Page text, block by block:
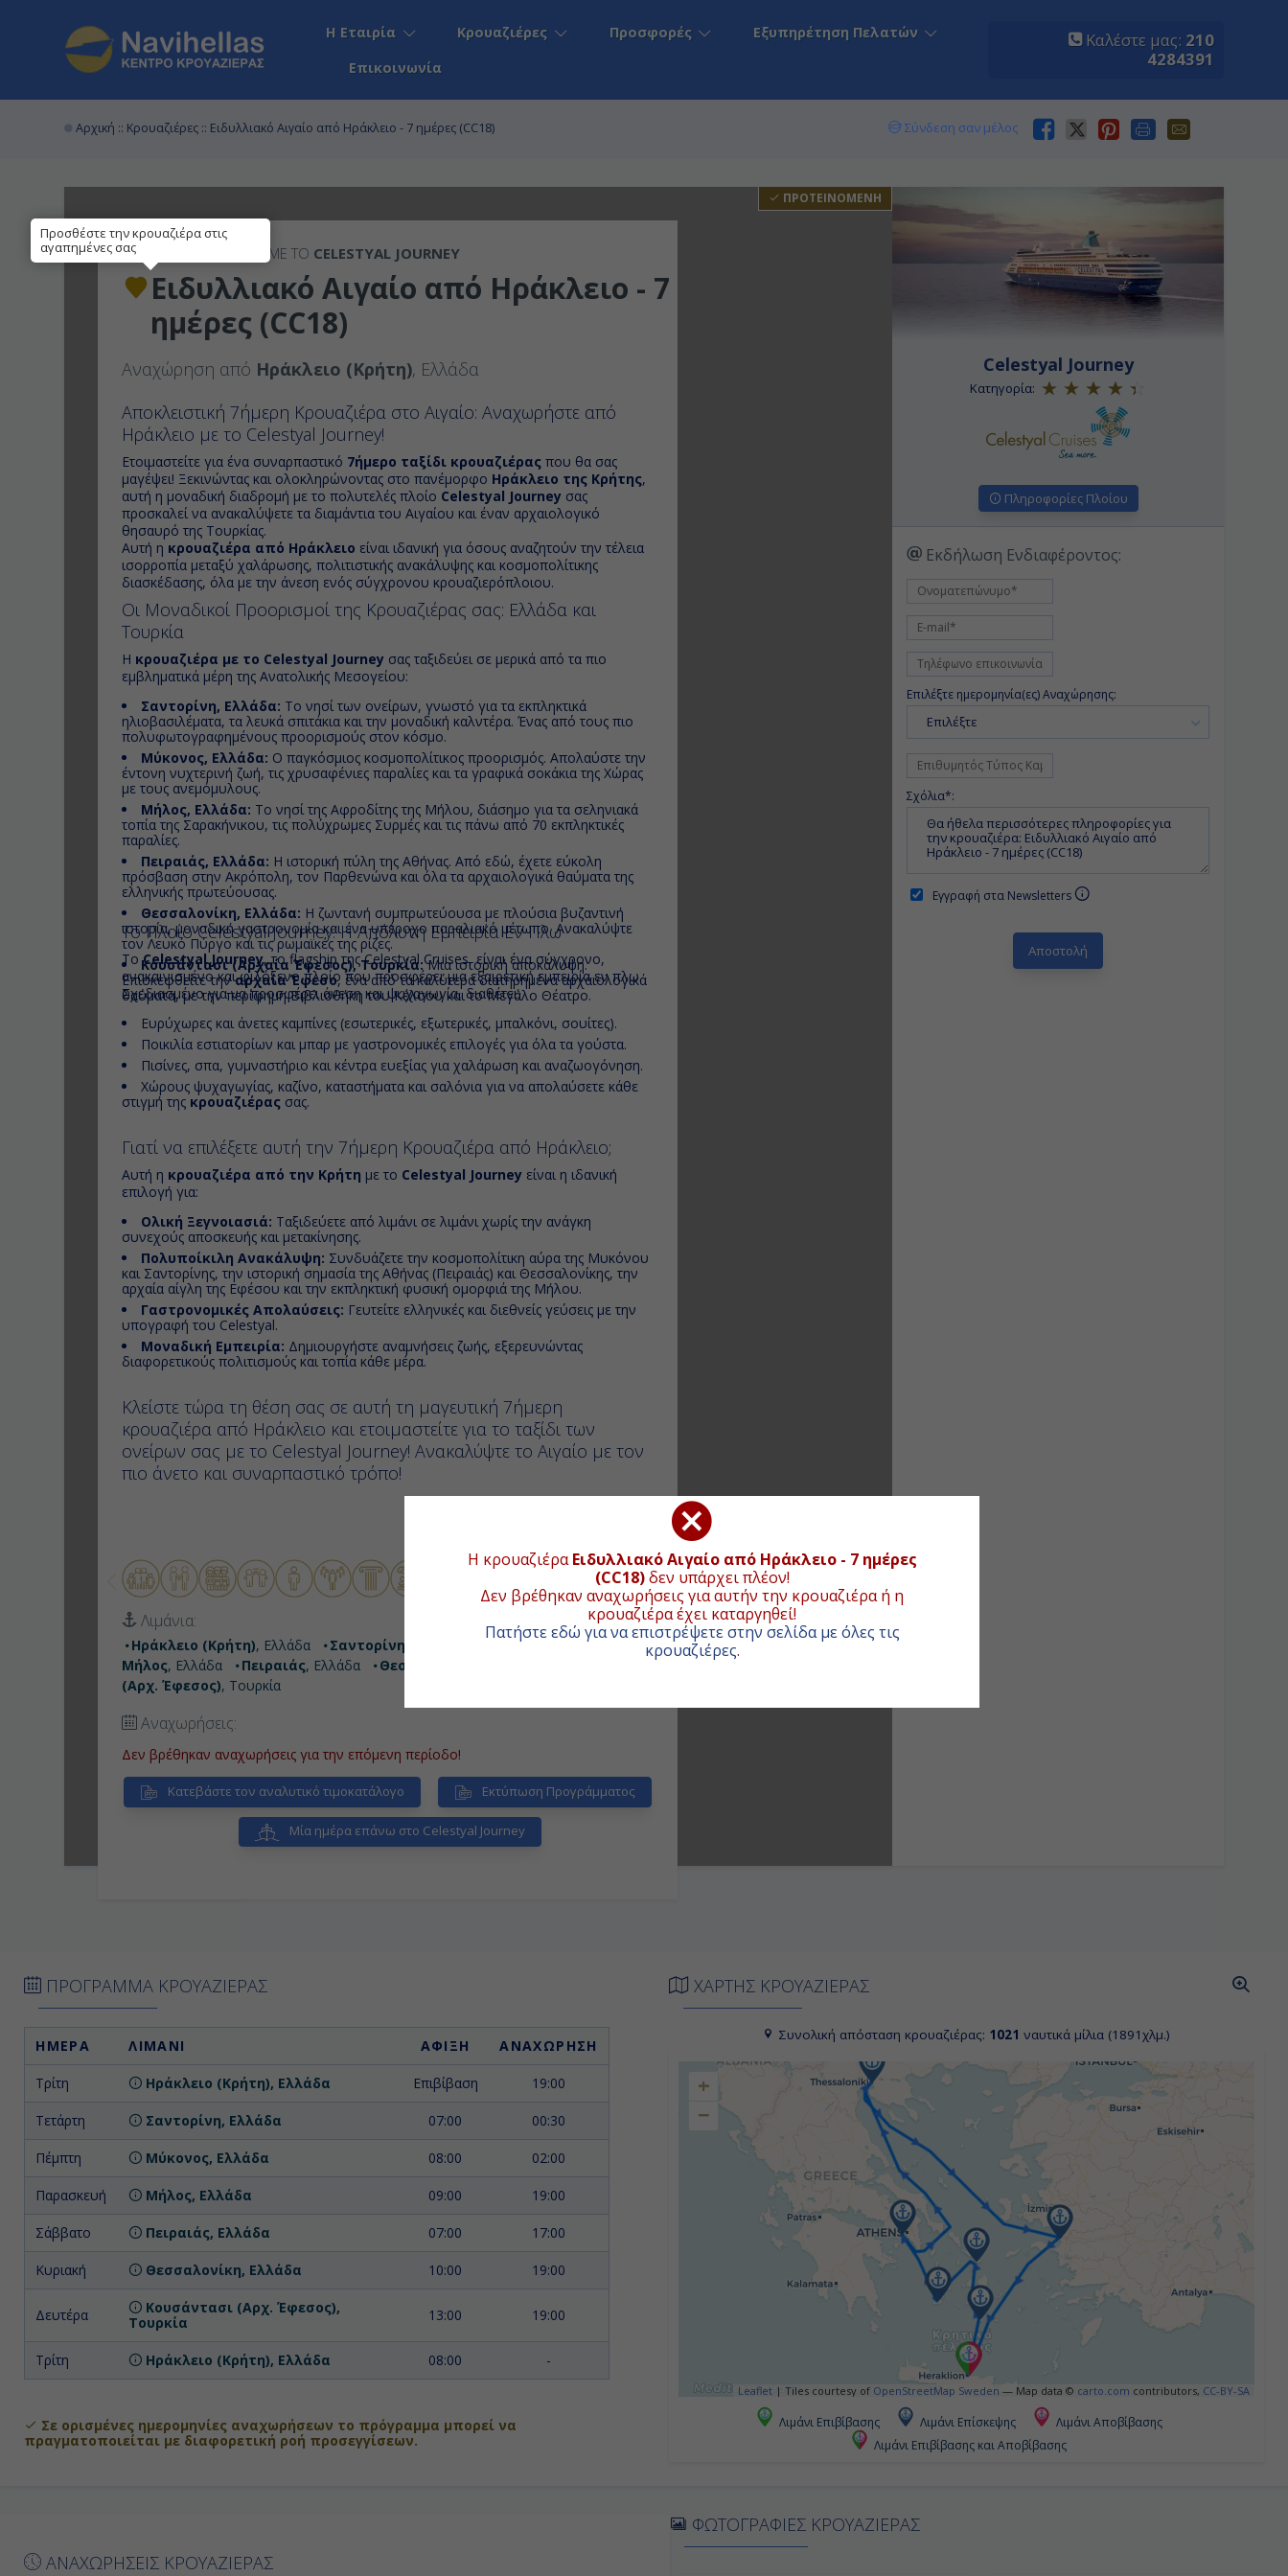
Η κρουαζιέραΕιδυλλιακό Αιγαίο από Ηράκλειο - 7 ημέρες
(CC18)δεν υπάρχει πλέον!
Δεν βρέθηκαν αναχωρήσεις για αυτήν την κρουαζιέρα ή η
κρουαζιέρα έχει καταργηθεί!
Πατήστε εδώ για να επιστρέψετε στην σελίδα με όλες τις
κρουαζιέρες.
Η Εταιρία Κρουαζιέρες Προσφορές
Εξυπηρέτηση Πελατών
Επικοινωνία
Καλέστε μας: 210
4284391
Αρχική :: Κρουαζιέρες :: Ειδυλλιακό Αιγαίο από Ηράκλειο - 7 ημέρες (CC18) Σύνδεση σαν μέλος
ΠΡΟΤΕΙΝΟΜΕΝΗ
7ΉΜΕΡΗ ΚΡΟΥΑΖΙΕΡΑ ΜΕ ΤΟ CELESTYAL JOURNEY
Ειδυλλιακό Αιγαίο από Ηράκλειο - 7
ημέρες (CC18)
Αναχώρηση από Ηράκλειο (Κρήτη), Ελλάδα
Αποκλειστική 7ήμερη Κρουαζιέρα στο Αιγαίο: Αναχωρήστε από
Ηράκλειο με το Celestyal Journey!
Ετοιμαστείτε για ένα συναρπαστικό 7ήμερο ταξίδι κρουαζιέρας που θα σας
μαγέψει! Ξεκινώντας και ολοκληρώνοντας στο πανέμορφο Ηράκλειο της Κρήτης,
αυτή η μοναδική διαδρομή με το πολυτελές πλοίο Celestyal Journey σας
προσκαλεί να ανακαλύψετε τα διαμάντια του Αιγαίου και έναν αρχαιολογικό
θησαυρό της Τουρκίας.
Αυτή η κρουαζιέρα από Ηράκλειο είναι ιδανική για όσους αναζητούν την τέλεια
ισορροπία μεταξύ χαλάρωσης, πολιτιστικής ανακάλυψης και κοσμοπολίτικης
διασκέδασης, όλα με την άνεση ενός σύγχρονου κρουαζιερόπλοιου.
Οι Μοναδικοί Προορισμοί της Κρουαζιέρας σας: Ελλάδα και
Τουρκία
Η κρουαζιέρα με το Celestyal Journey σας ταξιδεύει σε μερικά από τα πιο
εμβληματικά μέρη της Ανατολικής Μεσογείου:
Σαντορίνη, Ελλάδα: Το νησί των ονείρων, γνωστό για τα εκπληκτικά
ηλιοβασιλέματα, τα λευκά σπιτάκια και την μοναδική καλντέρα. Ένας από τους πιο
πολυφωτογραφημένους προορισμούς στον κόσμο.
Μύκονος, Ελλάδα: Ο παγκόσμιος κοσμοπολίτικος προορισμός. Απολαύστε την
έντονη νυχτερινή ζωή, τις χρυσαφένιες παραλίες και τα γραφικά σοκάκια της Χώρας
με τους ανεμόμυλους.
Μήλος, Ελλάδα: Το νησί της Αφροδίτης της Μήλου, διάσημο για τα σεληνιακά
τοπία της Σαρακήνικου, τις πολύχρωμες Συρμές και τις πάνω από 70 εκπληκτικές
παραλίες.
Πειραιάς, Ελλάδα: Η ιστορική πύλη της Αθήνας. Από εδώ, έχετε εύκολη
πρόσβαση στην Ακρόπολη, τον Παρθενώνα και όλα τα αρχαιολογικά θαύματα της
ελληνικής πρωτεύουσας.
Θεσσαλονίκη, Ελλάδα: Η ζωντανή συμπρωτεύουσα με πλούσια βυζαντινή
ιστορία, μοναδική γαστρονομία και ένα υπέροχο παραλιακό μέτωπο. Ανακαλύψτε
τον Λευκό Πύργο και τις ρωμαϊκές της ρίζες.
Κουσάντασι (Αρχαία Έφεσος), Τουρκία:Μια ιστορική αποκάλυψη.
Επισκεφθείτε τηναρχαία Έφεσο, ένα από τα καλύτερα διατηρημένα αρχαιολογικά
θαύματα, με την περίφημη Βιβλιοθήκη του Κέλσου και το Μεγάλο Θέατρο.
Το Πλοίο Celestyal Journey: Η Απόλυτη Εμπειρία Εν Πλω
ΤοCelestyal Journey, το flagship της Celestyal Cruises, είναι ένα σύγχρονο,
ανακαινισμένο και φιλόξενο πλοίο που προσφέρει μια εξαιρετική εμπειρία εν πλω.
Σχεδιασμένο για να προσφέρει άνεση και ψυχαγωγία, διαθέτει:
Ευρύχωρες και άνετες καμπίνες (εσωτερικές, εξωτερικές, μπαλκόνι, σουίτες).
Ποικιλία εστιατορίων και μπαρ με γαστρονομικές επιλογές για όλα τα γούστα.
Πισίνες, σπα, γυμναστήριο και κέντρα ευεξίας για χαλάρωση και αναζωογόνηση.
Χώρους ψυχαγωγίας, καζίνο, καταστήματα και σαλόνια για να απολαύσετε κάθε
στιγμή της κρουαζιέρας σας.
Γιατί να επιλέξετε αυτή την 7ήμερη Κρουαζιέρα από Ηράκλειο;
Αυτή η κρουαζιέρα από την Κρήτη με το Celestyal Journey είναι η ιδανική
επιλογή για:
Ολική Ξεγνοιασιά: Ταξιδεύετε από λιμάνι σε λιμάνι χωρίς την ανάγκη
συνεχούς αποσκευής και μετακίνησης.
Πολυποίκιλη Ανακάλυψη: Συνδυάζετε την κοσμοπολίτικη αύρα της Μυκόνου
και Σαντορίνης, την ιστορική σημασία της Αθήνας (Πειραιάς) και Θεσσαλονίκης, την
αρχαία αίγλη της Εφέσου και την εκπληκτική φυσική ομορφιά της Μήλου.
Γαστρονομικές Απολαύσεις: Γευτείτε ελληνικές και διεθνείς γεύσεις με την
υπογραφή του Celestyal.
Μοναδική Εμπειρία: Δημιουργήστε αναμνήσεις ζωής, εξερευνώντας
διαφορετικούς πολιτισμούς και τοπία κάθε μέρα.
Κλείστε τώρα τη θέση σας σε αυτή τη μαγευτική 7ήμερη
κρουαζιέρα από Ηράκλειο και ετοιμαστείτε για το ταξίδι των
ονείρων σας με το Celestyal Journey! Ανακαλύψτε το Αιγαίο με τον
πιο άνετο και συναρπαστικό τρόπο!
Λιμάνια:
Ηράκλειο (Κρήτη), Ελλάδα Σαντορίνη Μύκονος
, Ελλάδα
Μήλος, Ελλάδα Πειραιάς, Ελλάδα Θεσσαλονίκη
(Αρχ. Έφεσος), Τουρκία
Αναχωρήσεις:
Δεν βρέθηκαν αναχωρήσεις για την επόμενη περίοδο!
Κατεβάστε τον αναλυτικό τιμοκατάλογο Εκτύπωση Προγράμματος
Μία ημέρα επάνω στο Celestyal Journey
Celestyal Journey
Κατηγορία:
Πληροφορίες Πλοίου
Εκδήλωση Ενδιαφέροντος:
Επιλέξτε ημερομηνία(ες) Αναχώρησης:
Επιλέξτε
Σχόλια*:
Εγγραφή στα Newsletters
ΠΡΟΓΡΑΜΜΑ ΚΡΟΥΑΖΙΕΡΑΣ
ΗΜΕΡΑ ΛΙΜΑΝΙ ΑΦΙΞΗ ΑΝΑΧΩΡΗΣΗ
Τρίτη Ηράκλειο (Κρήτη), Ελλάδα Επιβίβαση 19:00
Τετάρτη Σαντορίνη, Ελλάδα 07:00 00:30
Πέμπτη Μύκονος, Ελλάδα 08:00 02:00
Παρασκευή Μήλος, Ελλάδα 09:00 19:00
Σάββατο Πειραιάς, Ελλάδα 07:00 17:00
Κυριακή Θεσσαλονίκη, Ελλάδα 10:00 19:00
Δευτέρα
Κουσάντασι (Αρχ. Έφεσος),
Τουρκία
13:00 19:00
Τρίτη Ηράκλειο (Κρήτη), Ελλάδα 08:00 -
Σε ορισμένες ημερομηνίες αναχωρήσεων το πρόγραμμα μπορεί να
πραγματοποιείται με διαφορετική ροή προσεγγίσεων.
ΧΑΡΤΗΣ ΚΡΟΥΑΖΙΕΡΑΣ
Συνολική απόσταση κρουαζιέρας: 1021 ναυτικά μίλια (1891χλμ.)
+
−
Leaflet | Tiles courtesy of OpenStreetMap Sweden — Map data © carto.com contributors, CC-BY-SA
Λιμάνι Επιβίβασης Λιμάνι Επίσκεψης
Λιμάνι Αποβίβασης
Λιμάνι Επιβίβασης και Αποβίβασης
ΑΝΑΧΩΡΗΣΕΙΣ ΚΡΟΥΑΖΙΕΡΑΣ
ΦΩΤΟΓΡΑΦΙΕΣ ΚΡΟΥΑΖΙΕΡΑΣ
Προσθέστε την κρουαζιέρα στις
αγαπημένες σας